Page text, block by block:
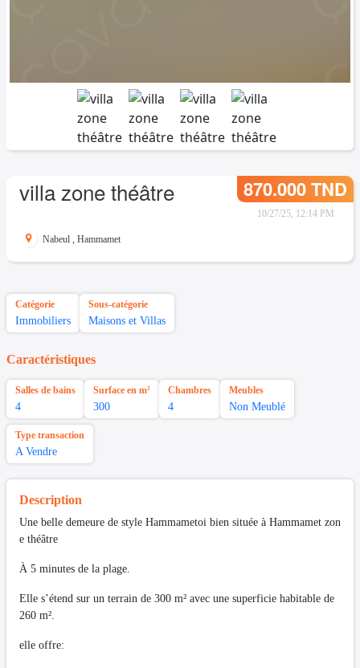
villa zone théâtre 870.000 TND
10/27/25, 12:14 PM
Nabeul , Hammamet
Catégorie
Immobiliers
Sous-catégorie
Maisons et Villas
Caractéristiques
Salles de bains
4
Surface en m²
300
Chambres
4
Meubles
Non Meublé
Type transaction
A Vendre
Description
Une belle demeure de style Hammametoi bien située à Hammamet zon
e théâtre
À 5 minutes de la plage.
Elle s’étend sur un terrain de 300 m² avec une superficie habitable de
260 m².
elle offre: